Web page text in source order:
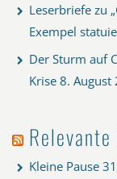
Leserbriefe zu
Exempel
Der Sturm auf
Krise 8. August
Kleine Pause